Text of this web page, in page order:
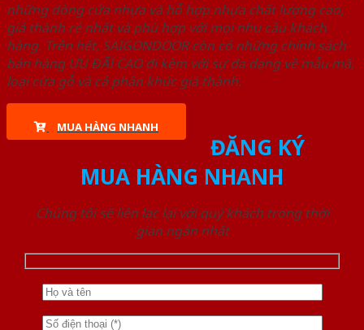
những dòng cửa nhựa và hỗ hợp nhựa chất lượng cao,
giá thành rẻ nhất và phù hợp với mọi nhu cầu khách
hàng. Trên hết, SAIGONDOOR còn có những chính sách
bán hàng ƯU ĐÃI CAO đi kèm với sự đa dạng về mẫu mã,
loại cửa gỗ và cả phân khúc giá thành.
MUA HÀNG NHANH
ĐĂNG KÝ
MUA HÀNG NHANH
Chúng tôi sẽ liên lạc lại với quý khách trong thời
gian ngắn nhất